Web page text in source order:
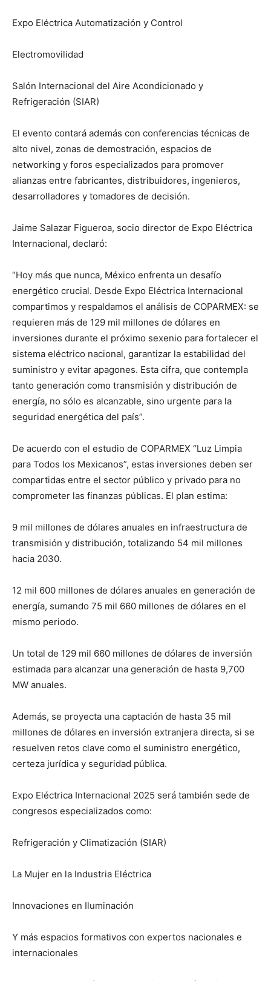
Expo Eléctrica Automatización y Control
Electromovilidad
Salón Internacional del Aire Acondicionado y
Refrigeración (SIAR)
El evento contará además con conferencias técnicas de
alto nivel, zonas de demostración, espacios de
networking y foros especializados para promover
alianzas entre fabricantes, distribuidores, ingenieros,
desarrolladores y tomadores de decisión.
Jaime Salazar Figueroa, socio director de Expo Eléctrica
Internacional, declaró:
“Hoy más que nunca, México enfrenta un desafío
energético crucial. Desde Expo Eléctrica Internacional
compartimos y respaldamos el análisis de COPARMEX: se
requieren más de 129 mil millones de dólares en
inversiones durante el próximo sexenio para fortalecer el
sistema eléctrico nacional, garantizar la estabilidad del
suministro y evitar apagones. Esta cifra, que contempla
tanto generación como transmisión y distribución de
energía, no sólo es alcanzable, sino urgente para la
seguridad energética del país”.
De acuerdo con el estudio de COPARMEX “Luz Limpia
para Todos los Mexicanos”, estas inversiones deben ser
compartidas entre el sector público y privado para no
comprometer las finanzas públicas. El plan estima:
9 mil millones de dólares anuales en infraestructura de
transmisión y distribución, totalizando 54 mil millones
hacia 2030.
12 mil 600 millones de dólares anuales en generación de
energía, sumando 75 mil 660 millones de dólares en el
mismo periodo.
Un total de 129 mil 660 millones de dólares de inversión
estimada para alcanzar una generación de hasta 9,700
MW anuales.
Además, se proyecta una captación de hasta 35 mil
millones de dólares en inversión extranjera directa, si se
resuelven retos clave como el suministro energético,
certeza jurídica y seguridad pública.
Expo Eléctrica Internacional 2025 será también sede de
congresos especializados como:
Refrigeración y Climatización (SIAR)
La Mujer en la Industria Eléctrica
Innovaciones en Iluminación
Y más espacios formativos con expertos nacionales e
internacionales